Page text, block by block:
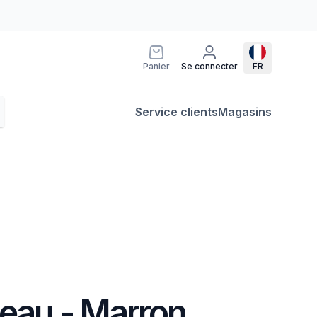
Panier Se connecter FR
Service clientsMagasins